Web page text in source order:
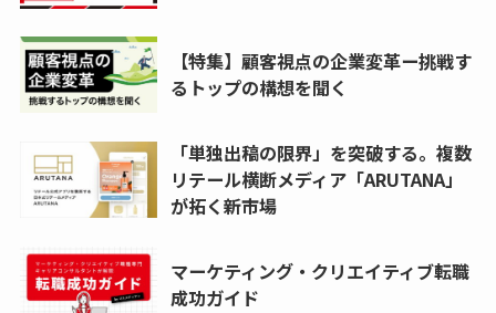
【特集】顧客視点の企業変革ー挑戦す
るトップの構想を聞く
「単独出稿の限界」を突破する。複数
リテール横断メディア「ARUTANA」
が拓く新市場
マーケティング・クリエイティブ転職
成功ガイド